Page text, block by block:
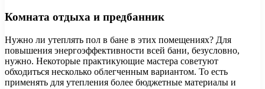
Комната отдыха и предбанник
Нужно ли утеплять пол в бане в этих помещениях? Для
повышения энергоэффективности всей бани, безусловно,
нужно. Некоторые практикующие мастера советуют
обходиться несколько облегченным вариантом. То есть
применять для утепления более бюджетные материалы и